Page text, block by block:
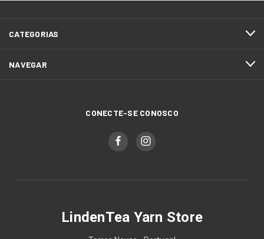
CATEGORIAS
NAVEGAR
CONECTE-SE CONOSCO
LindenTea Yarn Store